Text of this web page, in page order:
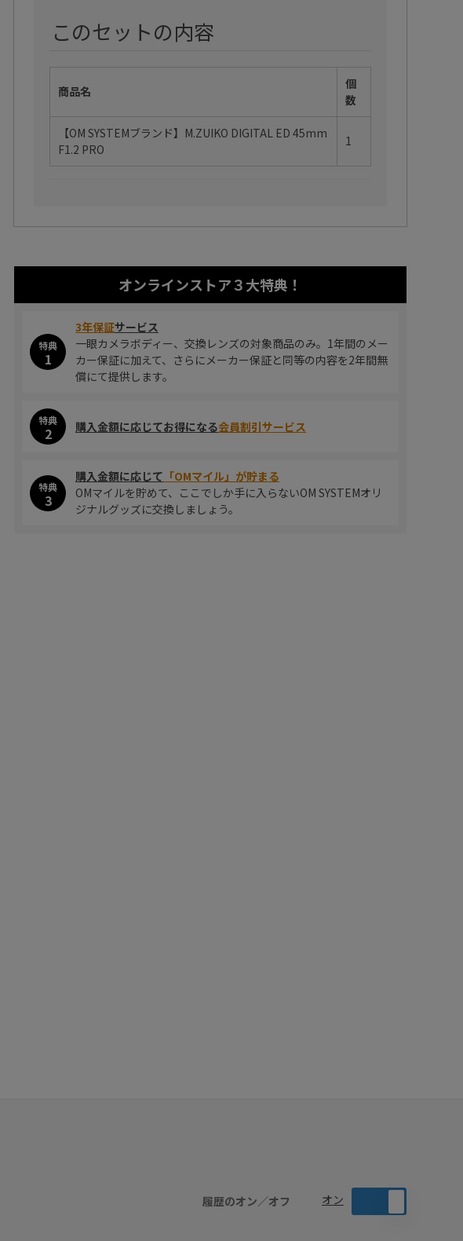
このセットの内容
商品名
個
数
【OM SYSTEMブランド】M.ZUIKO DIGITAL ED 45mm
F1.2 PRO
1
オンラインストア３大特典！
特典
1
3年保証サービス
一眼カメラボディー、交換レンズの対象商品のみ。1年間のメー
カー保証に加えて、さらにメーカー保証と同等の内容を2年間無
償にて提供します。
特典
2 購入金額に応じてお得になる会員割引サービス
特典
3
購入金額に応じて 「OMマイル」が貯まる
OMマイルを貯めて、ここでしか手に入らないOM SYSTEMオリ
ジナルグッズに交換しましょう。
履歴のオン／オフ オン